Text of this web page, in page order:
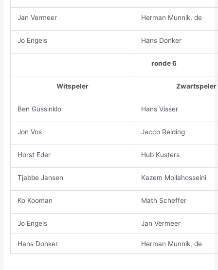
Jan Vermeer Herman Munnik, de
Jo Engels Hans Donker
ronde 6
Witspeler Zwartspeler
Ben Gussinklo Hans Visser
Jon Vos Jacco Reiding
Horst Eder Hub Kusters
Tjabbe Jansen Kazem Mollahosseini
Ko Kooman Math Scheffer
Jo Engels Jan Vermeer
Hans Donker Herman Munnik, de